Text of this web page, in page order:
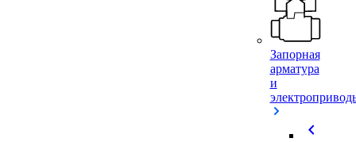
Запорная
арматура
и
chevron_left